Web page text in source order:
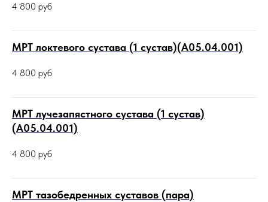
4 800 руб
МРТ локтевого сустава (1 сустав)(А05.04.001)
4 800 руб
МРТ лучезапястного сустава (1 сустав)
(А05.04.001)
4 800 руб
МРТ тазобедренных суставов (пара)